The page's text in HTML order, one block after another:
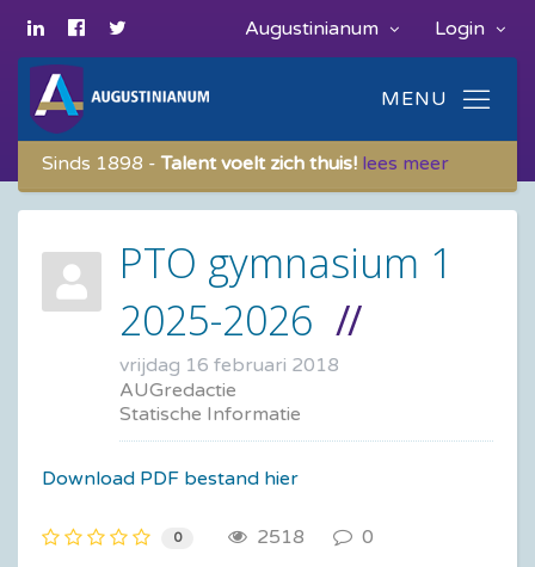
Login
Augustinianum
Sinds 1898 -Talent voelt zich thuis! lees meer
PTO gymnasium 1
2025-2026
vrijdag 16 februari 2018
AUGredactie
Statische Informatie
Download PDF bestand hier
0 2518 0